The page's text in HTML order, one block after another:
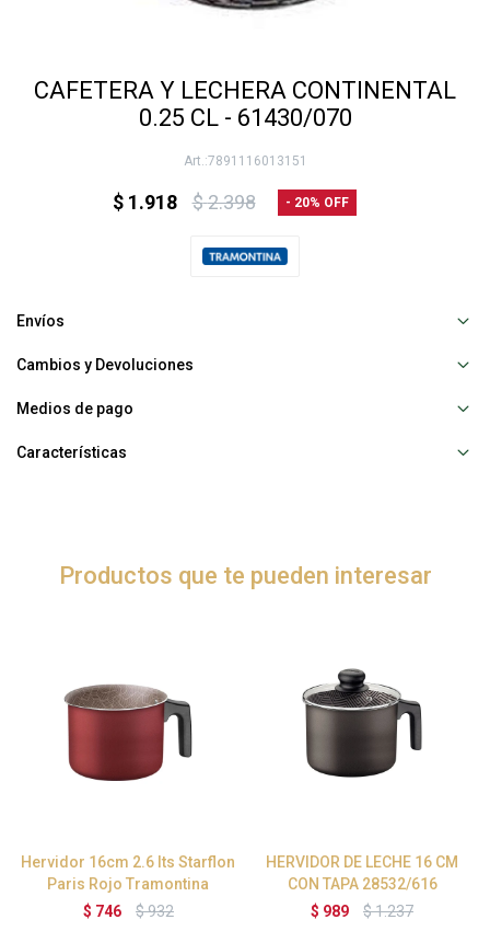
CAFETERA Y LECHERA CONTINENTAL
0.25 CL - 61430/070
7891116013151
$ 1.918 $2.398 20
Envíos
Cambios y Devoluciones
Medios de pago
Características
Productos que te pueden interesar
Hervidor 16cm 2.6 lts Starflon
Paris Rojo Tramontina
$ 746 $932
HERVIDOR DE LECHE 16 CM
CON TAPA 28532/616
$ 989 $1.237